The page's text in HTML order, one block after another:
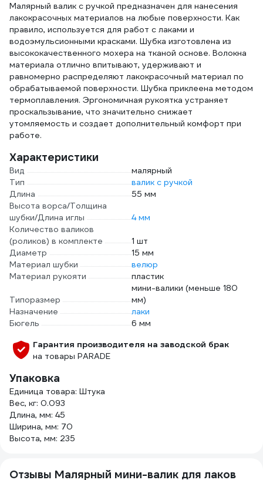
19b640
Малярный валик с ручкой предназначен для нанесения
лакокрасочных материалов на любые поверхности. Как
правило, используется для работ с лаками и
водоэмульсионными красками. Шубка изготовлена из
высококачественного мохера на тканой основе. Волокна
материала отлично впитывают, удерживают и
равномерно распределяют лакокрасочный материал по
обрабатываемой поверхности. Шубка приклеена методом
термоплавления. Эргономичная рукоятка устраняет
проскальзывание, что значительно снижает
утомляемость и создает дополнительный комфорт при
работе.
Характеристики
Вид
малярный
Тип
валик с ручкой
Длина
55 мм
Высота ворса/Толщина
шубки/Длина иглы
4 мм
Количество валиков
(роликов) в комплекте
1 шт
Диаметр
15 мм
Материал шубки
велюр
Материал рукояти
пластик
Типоразмер
мини-валики (меньше 180
мм)
Назначение
лаки
Бюгель
6 мм
Гарантия производителя на заводской брак
на товары PARADE
Упаковка
Единица товара: Штука
Вес, кг: 0.093
Длина, мм: 45
Ширина, мм: 70
Высота, мм: 235
Отзывы Малярный мини-валик для лаков